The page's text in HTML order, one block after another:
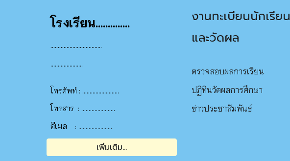
โรงเรียน..............
โทรศัพทํ :
โทรสาร : .......................
อีเมล
:
เพิ่มเติม...
งานทะเบียนนักเรียน
และวัดผล
ตรวจสอบผลการเรียน
ปฏิทินวัดผลการศึกษา
ข่าวประชาสัมพันธ์